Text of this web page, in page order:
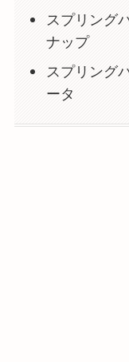
スプリング
ナップ
スプリング
ータ